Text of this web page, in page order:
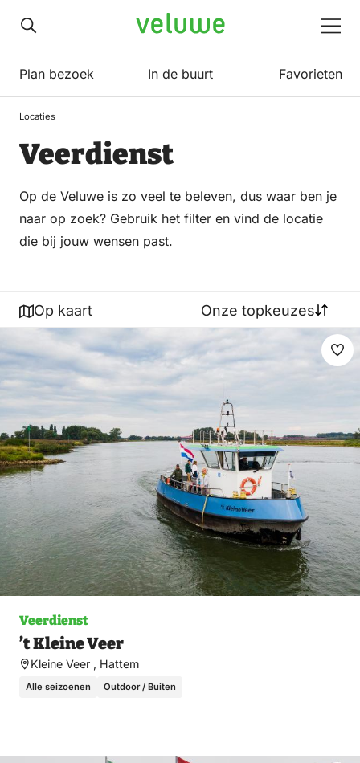
Veluwe
Plan bezoek In de buurt Favorieten
Locaties
Veerdienst
Op de Veluwe is zo veel te beleven, dus waar ben je
naar op zoek? Gebruik het filter en vind de locatie
die bij jouw wensen past.
Op kaart Onze topkeuzes
Veerdienst
’t Kleine Veer
Kleine Veer , Hattem
Alle seizoenen Outdoor / Buiten